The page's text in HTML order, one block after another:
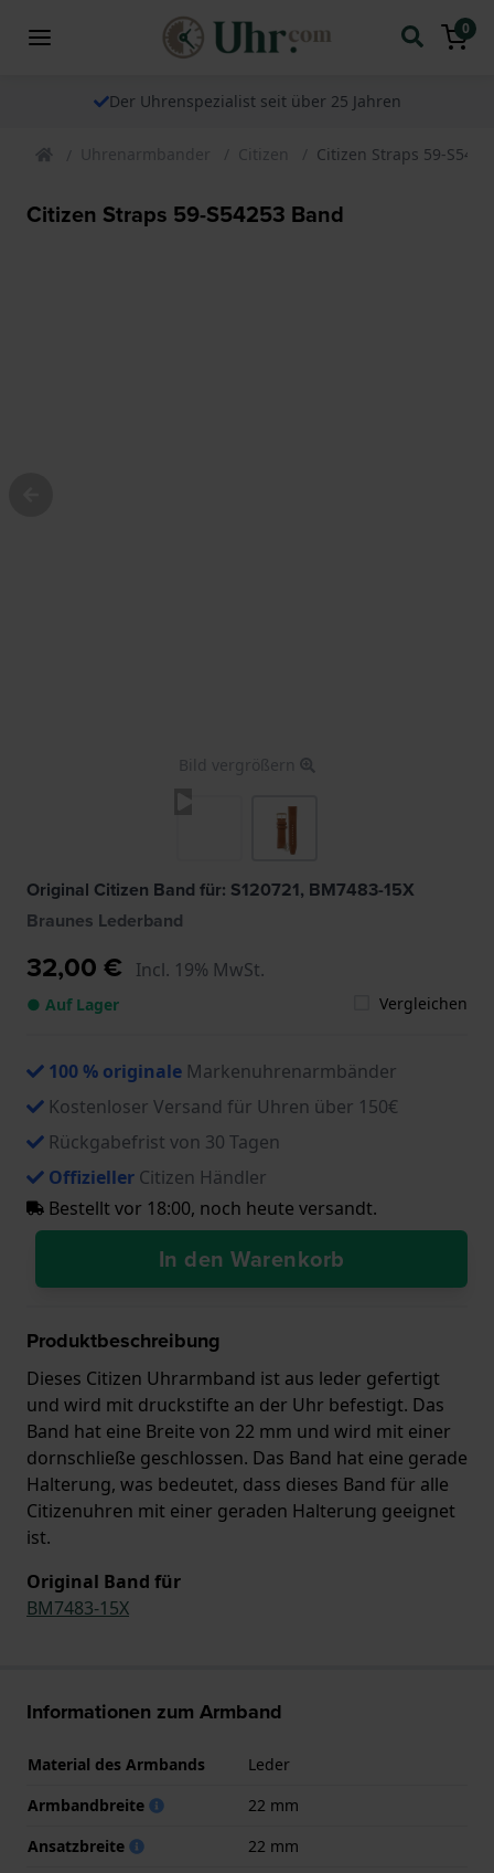
0
Der Uhrenspezialist seit über 25 Jahren
Uhrenarmbander Citizen Citizen Straps 59-
Citizen Straps 59-S54253 Band
Bild vergrößern
Original Citizen Band für: S120721, BM7483-15X
Braunes Lederband
32,00 € Incl. 19% MwSt.
● Auf Lager Vergleichen
100 % originale Markenuhrenarmbänder
Kostenloser Versand für Uhren über 150€
Rückgabefrist von 30 Tagen
Offizieller Citizen Händler
Bestellt vor 18:00, noch heute versandt.
In den Warenkorb
Produktbeschreibung
Dieses Citizen Uhrarmband ist aus leder gefertigt
und wird mit druckstifte an der Uhr befestigt. Das
Band hat eine Breite von 22 mm und wird mit einer
dornschließe geschlossen. Das Band hat eine gerade
Halterung, was bedeutet, dass dieses Band für alle
Citizenuhren mit einer geraden Halterung geeignet
ist.
Original Band für
BM7483-15X
Informationen zum Armband
Material des Armbands
Leder
Armbandbreite
22 mm
Ansatzbreite
22 mm